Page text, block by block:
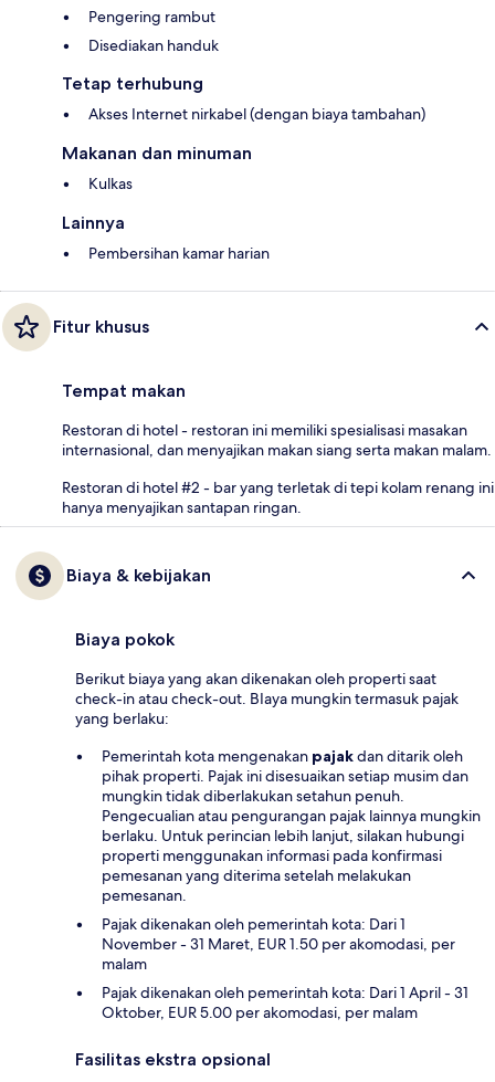
Pengering rambut
Disediakan handuk
Tetap terhubung
Akses Internet nirkabel (dengan biaya tambahan)
Makanan dan minuman
Kulkas
Lainnya
Pembersihan kamar harian
Fitur khusus
Tempat makan
Restoran di hotel - restoran ini memiliki spesialisasi masakan
internasional, dan menyajikan makan siang serta makan malam.
Restoran di hotel #2 - bar yang terletak di tepi kolam renang ini
hanya menyajikan santapan ringan.
Biaya & kebijakan
Biaya pokok
Berikut biaya yang akan dikenakan oleh properti saat
check-in atau check-out. BIaya mungkin termasuk pajak
yang berlaku:
Pemerintah kota mengenakan pajakdan ditarik oleh
pihak properti. Pajak ini disesuaikan setiap musim dan
mungkin tidak diberlakukan setahun penuh.
Pengecualian atau pengurangan pajak lainnya mungkin
berlaku. Untuk perincian lebih lanjut, silakan hubungi
properti menggunakan informasi pada konfirmasi
pemesanan yang diterima setelah melakukan
pemesanan.
Pajak dikenakan oleh pemerintah kota: Dari 1
November - 31 Maret, EUR 1.50 per akomodasi, per
malam
Pajak dikenakan oleh pemerintah kota: Dari 1 April - 31
Oktober, EUR 5.00 per akomodasi, per malam
Fasilitas ekstra opsional